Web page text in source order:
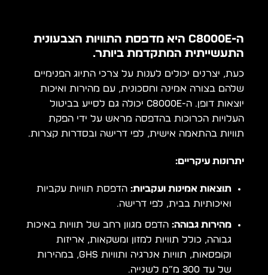
ה-C8000e היא מדפסת התוויות הצבעונית
התעשייתית המתקדמת ביותר.
כעת, יצרנים יכולים לענות על צרכי התיוג הפנימיים
שלהם בצורה אמינה וחסכונית, עם מהירות ואיכות
יוצאות דופן. ה-C8000e יכולה גם לסייע בביטול
העלויות הכרוכות בהדפסה מראש על ידי הפקת
תוויות בהתאמה אישית, לפי דרישה ובסדרות קצרות.
יתרונות עיקריים:
תוצאות אמינות ועקביות:הדפסת תוויות עקביות
ואיכותיות בבית, לפי דרישה.
מהירות גבוהה:הדפס מגוון רחב של תוויות באיכות
גבוהה, כולל תוויות למזון ומשקאות, אריזות
וקופסאות, תוויות אנרגיה ותוויות GHS, במהירות
של עד 300 מ”מ לשנייה.